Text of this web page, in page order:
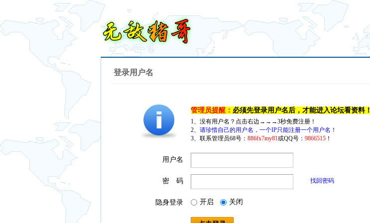
登录用户名
管理员提醒： 必须先登录用户名后，才能进入论坛看资料！
1、没有用户名？点击右边→→→3秒免费注册！
2、 请珍惜自己的用户名，一个IP只能注册一个用户名！
3、联系管理员68号： 886fx7my81或QQ号： 9866515！
用户名
密 码 找回密码
隐身登录 开启 关闭